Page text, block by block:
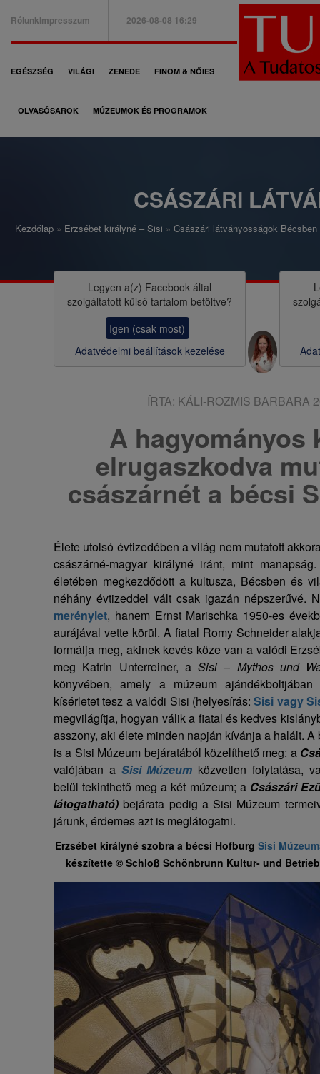
B
a
e
m
n
RólunkImpresszum 2026-08-08 16:29
F
ő
g
á
i
EGÉSZSÉG VILÁGI ZENEDE FINOM & NŐIES
OLVASÓSAROK MÚZEUMOK ÉS PROGRAMOK
CSÁSZÁRI
o
Kezdőlap Erzsébet királyné – Sisi Császári látványosságok Bécsben
Legyen a(z) Facebook által
szolgáltatott külső tartalom betöltve?
Igen (csak most)
Adatvédelmi beállítások kezelése
ÍRTA: KÁLI-ROZMIS BARBARA
A hagyományos
elrugaszkodva
császárnét a bécsi
Élete utolsó évtizedében a világ nem mutatott
császárné-magyar királyné iránt, mint
életében megkezdődött a kultusza, Bécsben és
néhány évtizeddel vált csak igazán népszerűvé.
merénylet, hanem Ernst Marischka 1950-es
aurájával vette körül. A fiatal Romy Schneider
formálja meg, akinek kevés köze van a valódi
meg Katrin Unterreiner, a Sisi – Mythos und
könyvében, amely a múzeum
kísérletet tesz a valódi Sisi (helyesírás:Sisi vagy
megvilágítja, hogyan válik a fiatal és kedves
asszony, aki élete minden napján kívánja a halált.
is a Sisi Múzeum bejáratából közelíthető meg: a
valójában a Sisi Múzeum közvetlen folytatása,
belül tekinthető meg a két múzeum; a Császári
látogatható) bejárata pedig a Sisi Múzeum
járunk, érdemes azt is meglátogatni.
Erzsébet királyné szobra a bécsi Hofburg Sisi
készítette © Schloß Schönbrunn Kultur- und